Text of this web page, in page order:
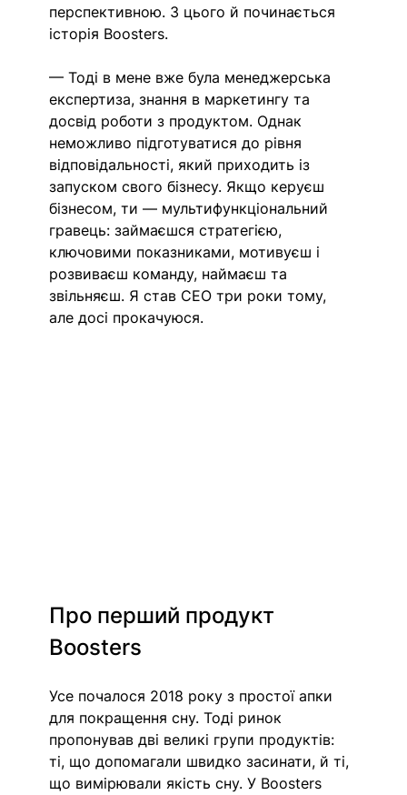
перспективною. З цього й починається
історія Boosters.
— Тоді в мене вже була менеджерська
експертиза, знання в маркетингу та
досвід роботи з продуктом. Однак
неможливо підготуватися до рівня
відповідальності, який приходить із
запуском свого бізнесу. Якщо керуєш
бізнесом, ти — мультифункціональний
гравець: займаєшся стратегією,
ключовими показниками, мотивуєш і
розвиваєш команду, наймаєш та
звільняєш. Я став СЕО три роки тому,
але досі прокачуюся.
Про перший продукт
Boosters
Усе почалося 2018 року з простої апки
для покращення сну. Тоді ринок
пропонував дві великі групи продуктів:
ті, що допомагали швидко засинати, й ті,
що вимірювали якість сну. У Boosters